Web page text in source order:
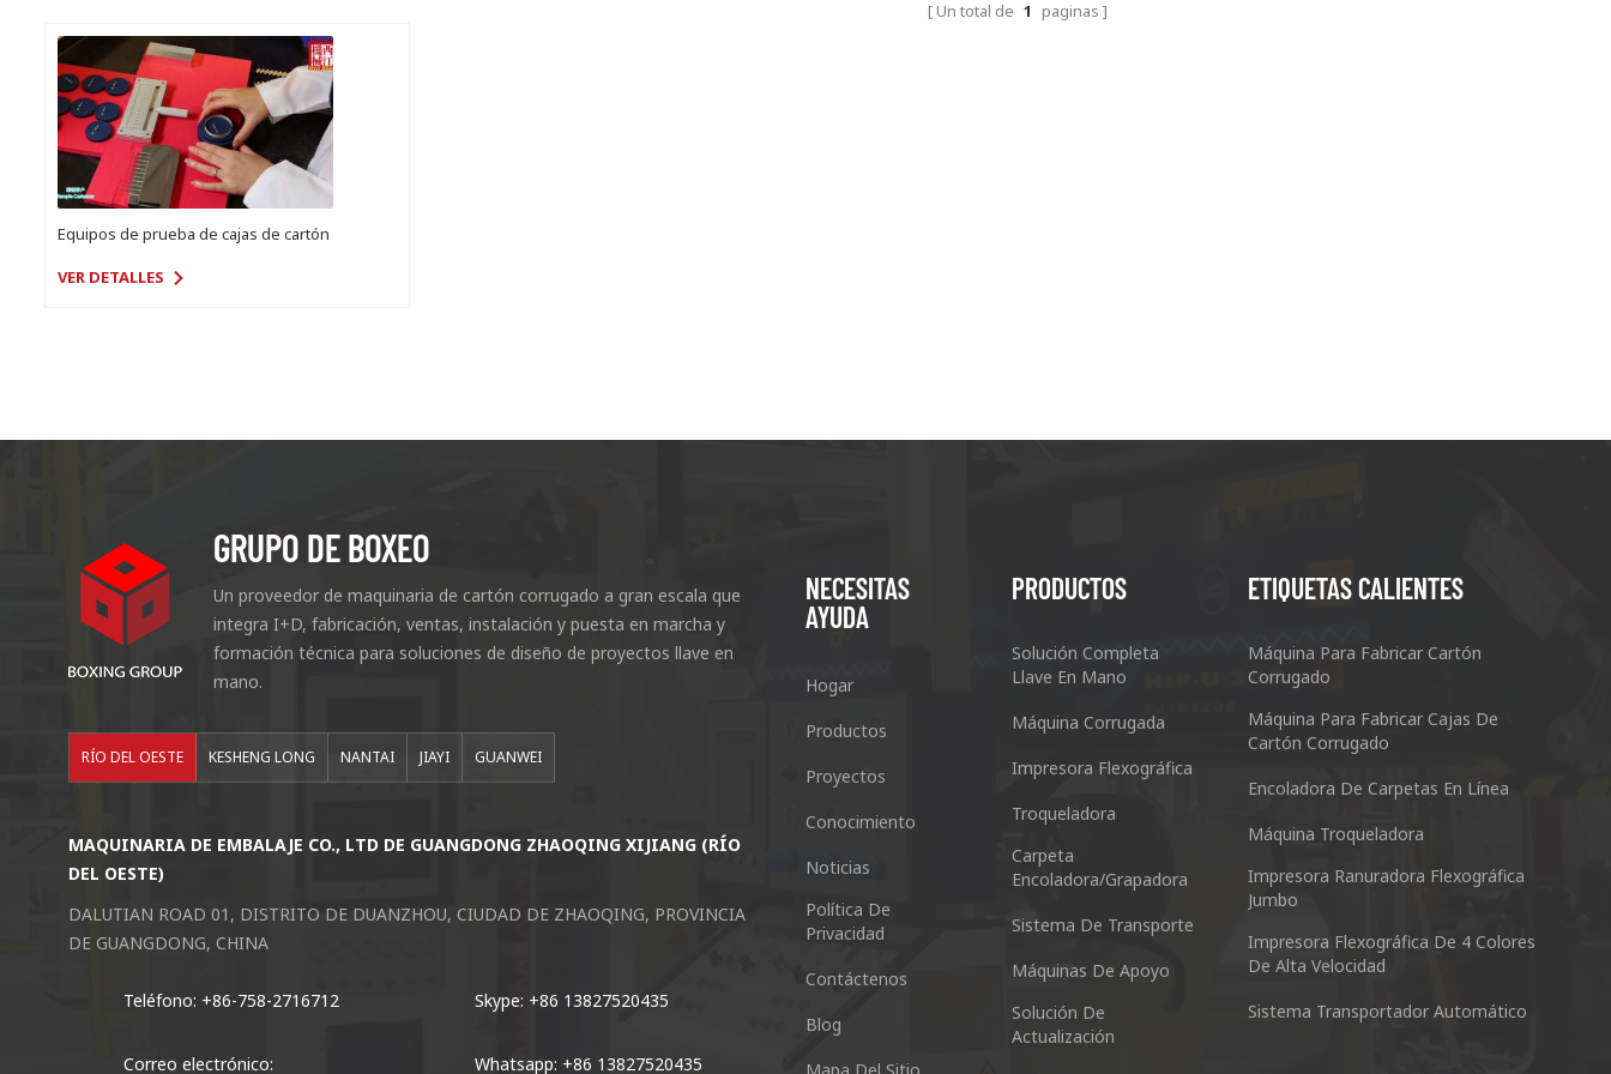
papel. Aunque ya tienen línea europea deUn total de 1 paginas
Equipos de prueba de cajas de cartón
VER DETALLES
GRUPO DE BOXEO
Un proveedor de maquinaria de cartón corrugado a gran escala que
integra I+D, fabricación, ventas, instalación y puesta en marcha y
formación técnica para soluciones de diseño de proyectos llave en
mano.
RÍO DEL OESTE KESHENG LONG NANTAI JIAYI GUANWEI
MAQUINARIA DE EMBALAJE CO., LTD DE GUANGDONG ZHAOQING XIJIANG (RÍO
DEL OESTE)
DALUTIAN ROAD 01, DISTRITO DE DUANZHOU, CIUDAD DE ZHAOQING, PROVINCIA
DE GUANGDONG, CHINA
Teléfono: +86-758-2716712 Skype: +86 13827520435
Correo electrónico: Whatsapp: +86 13827520435
Guangzhou Keshenglong Carton Packing Machine Co.,Ltd.
NO.77 Xieshi Road Zhongcun Town Panyu District Guangzhou Guangdong 511495 China
Teléfono: +86-20-84771416 Skype: +86 13928828361
kl@keshenglong.com.cn
Whatsapp: +86 13928828361
No.3, Zhixin
NECESITAS
AYUDA
Hogar
Productos
Proyectos
Conocimiento
Noticias
Política De
Privacidad
Contáctenos
Blog
PRODUCTOS
Solución Completa
Llave En Mano
Máquina Corrugada
Impresora Flexográfica
Troqueladora
Carpeta
Encoladora/grapadora
Sistema De Transporte
Máquinas De Apoyo
Solución De
Actualización
ETIQUETAS CALIENTES
Máquina Para Fabricar Cartón
Corrugado
Máquina Para Fabricar Cajas De
Cartón Corrugado
Encoladora De Carpetas En Línea
Máquina Troqueladora
Impresora Ranuradora Flexográfica
Jumbo
Impresora Flexográfica De 4 Colores
De Alta Velocidad
Sistema Transportador Automático